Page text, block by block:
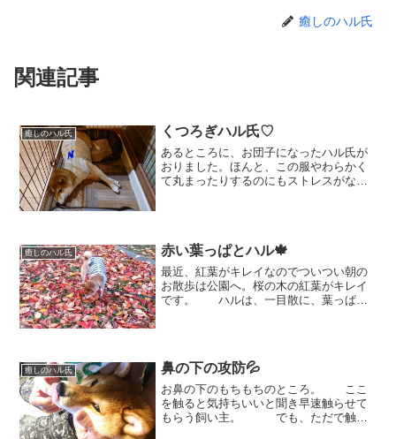
癒しのハル氏
関連記事
癒しのハル氏 くつろぎハル氏♡
あるところに、お団子になったハル氏が
おりました。ほんと、この服やわらかく
て丸まったりするのにもストレスがない
癒しのハル氏 赤い葉っぱとハル🍁
最近、紅葉がキレイなのでついつい朝の
お散歩は公園へ。桜の木の紅葉がキレイ
です。 ハルは、一目散に、葉っぱの
癒しのハル氏 鼻の下の攻防💦
お鼻の下のもちもちのところ。 ここ
を触ると気持ちいいと聞き早速触らせて
もらう飼い主。 でも、ただで触ら